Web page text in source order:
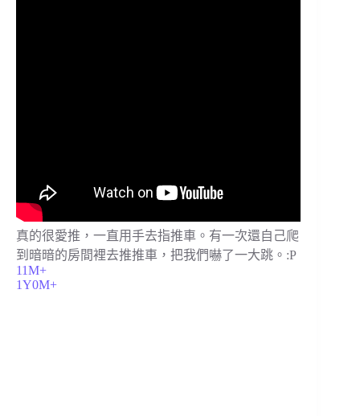
真的很愛推，一直用手去指推車。有一次還自己爬
到暗暗的房間裡去推推車，把我們嚇了一大跳。:P
11M+
1Y0M+